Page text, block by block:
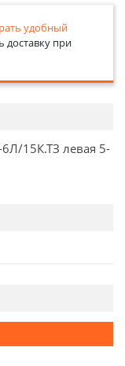
удобный
доставку при
15К.ТЗ левая 5-